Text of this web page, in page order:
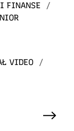
FINANSE
/
VIDEO
/